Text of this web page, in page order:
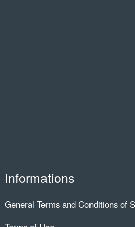
Informations
General Terms and Conditions of